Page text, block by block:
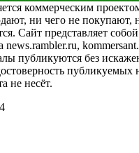
коммерческим
ни чего не покупают,
Сайт представляет
news.rambler.ru,
публикуются без
публикуемых
не несёт.